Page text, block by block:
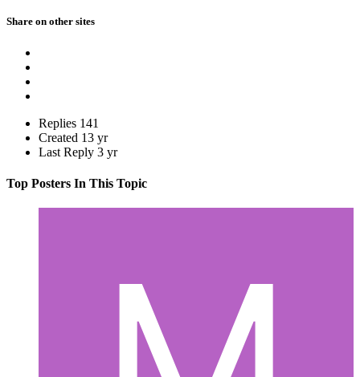
Share on other sites
Replies 141
Created 13 yr
Last Reply 3 yr
Top Posters In This Topic